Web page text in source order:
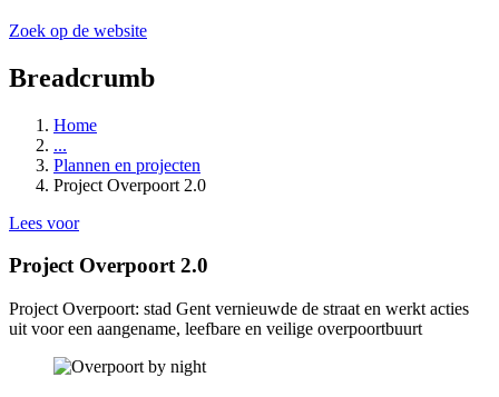
Zoek op de website
Breadcrumb
Home
...
Plannen en projecten
Project Overpoort 2.0
Lees voor
Project Overpoort 2.0
Project Overpoort: stad Gent vernieuwde de straat en werkt acties
uit voor een aangename, leefbare en veilige overpoortbuurt